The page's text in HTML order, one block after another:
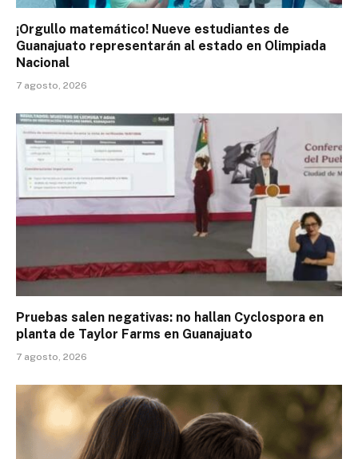
¡Orgullo matemático! Nueve estudiantes de
Guanajuato representarán al estado en Olimpiada
Nacional
7 agosto, 2026
Pruebas salen negativas: no hallan Cyclospora en
planta de Taylor Farms en Guanajuato
7 agosto, 2026